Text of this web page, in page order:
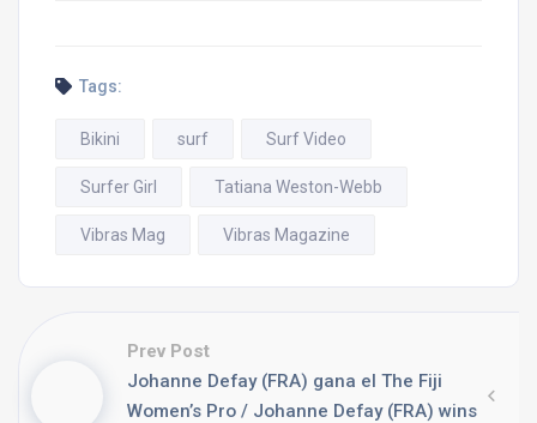
Tags:
Bikini surf Surf Video
Surfer Girl Tatiana Weston-Webb
Vibras Mag Vibras Magazine
Prev Post
Johanne Defay (FRA) gana el The Fiji
Women’s Pro / Johanne Defay (FRA) wins